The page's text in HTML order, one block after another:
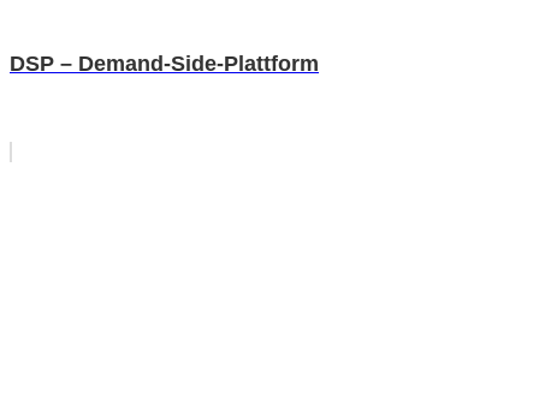
DSP – Demand-Side-Plattform